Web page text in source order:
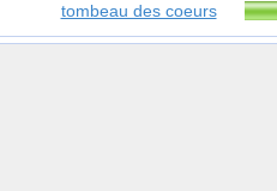
tombeau des coeurs